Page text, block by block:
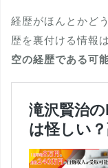
経歴がほんとかど
歴を裏付ける情報
空の経歴である可